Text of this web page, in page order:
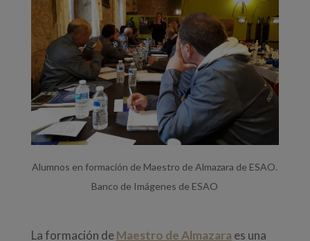
Alumnos en formación de Maestro de Almazara de ESAO.
Banco de Imágenes de ESAO
La formación deMaestro de Almazara es una